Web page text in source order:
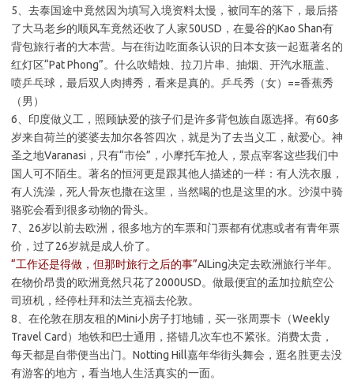
5、去泰国途中竟然因为填写入境资料太慢，被同车的落下，最后搭
了大马老乡的顺风车竟然还收了人家50USD，在曼谷的Kao Shan有
背包旅行者的大本营。与在街边吃面条认识的日本女孩一起逛著名的
红灯区“Pat Phong”。什么吹蜡烛、拉刀片串、抽烟、开汽水瓶盖、
喷乒乓球，最后双人肉搏秀，看来是真的。乒乓秀（女）==香蕉秀
（男）
6、印度做义工，照顾缺爱的孩子们是许多背包族自愿选择。有60多
岁来自荷兰的婆婆去加尔各答四次，就是为了去当义工，献爱心。神
圣之地Varanasi，只有“市侩”，小摩托车抢人，景点宰客这些我们中
国人可不陌生。著名的恒河更是跟其他人描述的一样：有人洗衣服，
有人洗澡，死人骨灰也撒在这里，当然喝的也是这里的水。沙漠中骑
骆驼会看到很多动物的骨头。
7、26岁以前去欧洲，很多地方的车票和门票都有优惠或者有青年票
价，过了26岁就是成人价了。
“工作还是得做，但那时旅行之后的事”AILing决定去欧洲旅行半年。
在物价昂贵的欧洲竟然只花了2000USD。做最便宜的孟加拉航空公
司班机，经停杜拜和法兰克福去伦敦。
8、在伦敦在朋友租的Mini小房子打地铺，买一张周票卡（Weekly
Travel Card）地铁和巴士通用，搭错几次车也不紧张。消费太贵，
每天都是自带便当出门。Notting Hill嘉年华街头舞会，逛名胜更去没
有游客的地方，看当地人生活真实的一面。